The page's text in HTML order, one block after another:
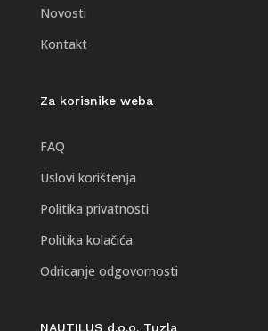
Novosti
Kontakt
Za korisnike weba
FAQ
Uslovi korištenja
Politika privatnosti
Politika kolačića
Odricanje odgovornosti
NAUTILUS d.o.o. Tuzla